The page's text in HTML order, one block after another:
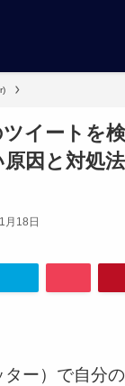
ツイートを
因と対処
月18日
ター）で自分